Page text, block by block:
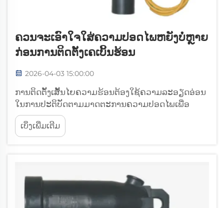
ຄວນຈະເອົາໃຈໃສ່ຄວາມປອດໄພຫຍັງບໍ່ຫຼາຍ
ກ່ອນການຕິດຕັ້ງເຄເບິ້ນຮ້ອນ
2026-04-03 15:00:00
ການຕິດຕັ້ງເສັ້ນໄຍຄວາມຮ້ອນຕ້ອງໃຊ້ຄວາມລະອຽດອ່ອນ
ໃນການປະຕິບັດຕາມມາດຕະການຄວາມປອດໄພເພື່ອ
ປ້ອງກັນຄວາມສ່ຽງດ້ານໄຟຟ້າ, ໃຫ້ແນ່ໃຈວ່າລະບົບເຮັດ
ວຽກໄດ້ຖືກຕ້ອງ, ແລະ ປ້ອງກັນທັງຜູ້ຕິດຕັ້ງແລະຜູ້ໃຊ້
ສຸດທ້າຍ. ຜູ້ຕິດຕັ້ງມືອາຊີບເຂົ້າໃຈດີວ່າລະບົບເສັ້ນໄຍຄວາມ
ເບິ່ງເພີ່ມເຕີມ